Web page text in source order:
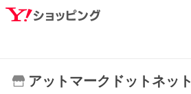
アットマークドットネット